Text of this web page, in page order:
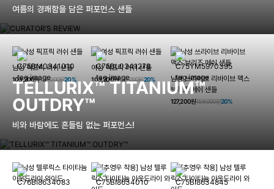
여름의 경쾌함을 담은 퍼포먼스 샌들
남성 픽프릭 러쉬 샌들
103,200원129,000원20%
여성 픽프릭 러쉬 샌들
103,200원129,000원20%
남성 쓰라이브 리바이브 맥스
브리즈 메쉬 샌들
127,200원159,000원20%
TELLURIX™ TITANIUM™
OUTDRY™
비와 바람에도 흔들림 없는 퍼포먼스!